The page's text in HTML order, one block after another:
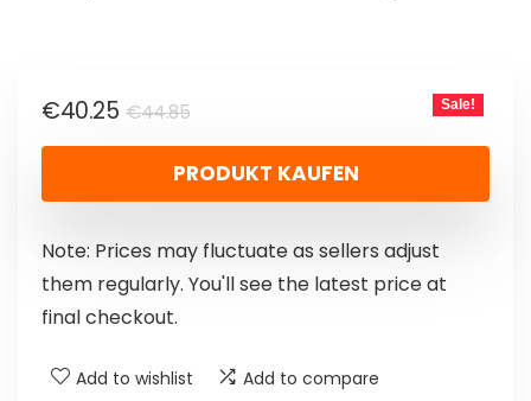
€44.85
€40.25 Sale!
PRODUKT KAUFEN
Note: Prices may fluctuate as sellers adjust
them regularly. You'll see the latest price at
final checkout.
Add to wishlist Add to compare